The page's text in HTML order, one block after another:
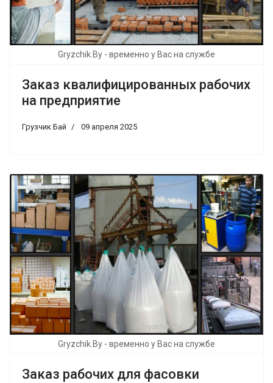
Gryzchik.By - временно у Вас на службе
Заказ квалифицированных рабочих
на предприятие
Грузчик Бай 09 апреля 2025
Gryzchik.By - временно у Вас на службе
Заказ рабочих для фасовки